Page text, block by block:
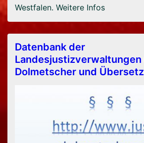
Westfalen. Weitere Infos
Datenbank der
Landesjustizverwaltungen
Dolmetscher und